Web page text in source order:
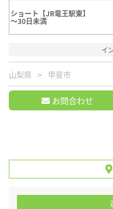
ショート【JR竜王駅東】
～30日未満
イ
山梨県 甲斐市
お問合わせ